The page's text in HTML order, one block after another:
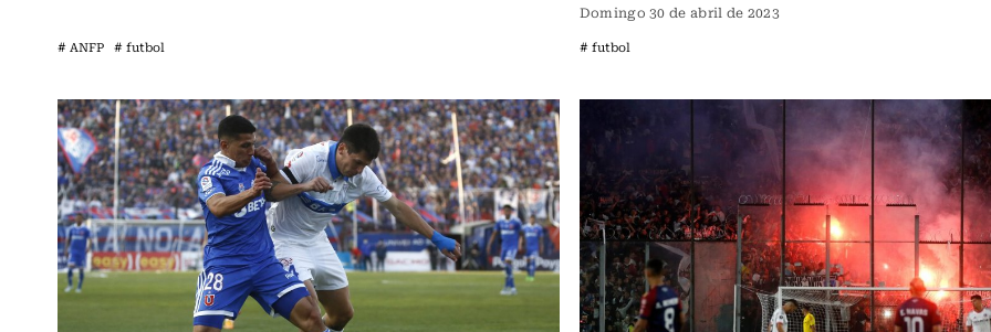
# ANFP # futbol
Domingo 30 de abril de 2023
# futbol